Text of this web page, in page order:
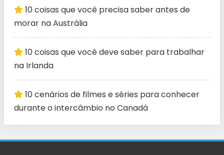
10 coisas que você precisa saber antes de
morar na Austrália
10 coisas que você deve saber para trabalhar
na Irlanda
10 cenários de filmes e séries para conhecer
durante o intercâmbio no Canadá